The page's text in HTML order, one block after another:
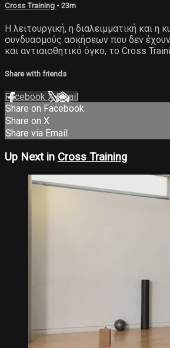
Cross Training • 23m
Η λειτουργική, η διαλειμματική και
συνδυασμούς ασκήσεων που δεν
και αντιαισθητικό όγκο, το Cross
Share with friends
Facebook XEmail
Share on Facebook
Share on X
Share via Email
Up Next in Cross Training